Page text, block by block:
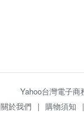
Yahoo台灣電子
關於我們 | 購物須知 |